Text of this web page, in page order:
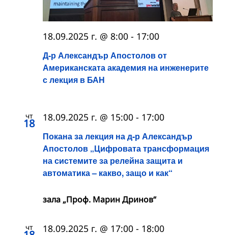
Д-р Александър Апостолов от
Американската академия на инженерите
с лекция в БАН
18.09.2025 г. @ 8:00 - 17:00
чт
18
Покана за лекция на д-р Александър
Апостолов „Цифровата трансформация
на системите за релейна защита и
автоматика – какво, защо и как“
18.09.2025 г. @ 15:00 - 17:00
зала „Проф. Марин Дринов“
чт 18.09.2025 г. @ 17:00 - 18:00